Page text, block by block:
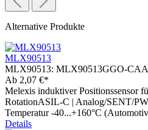
Alternative Produkte
MLX90513
MLX90513: MLX90513GGO-
Ab 2,07 €*
Melexis induktiver Positionssensor
RotationASIL-C | Analog/SENT/
Temperatur -40...+160°C
Details